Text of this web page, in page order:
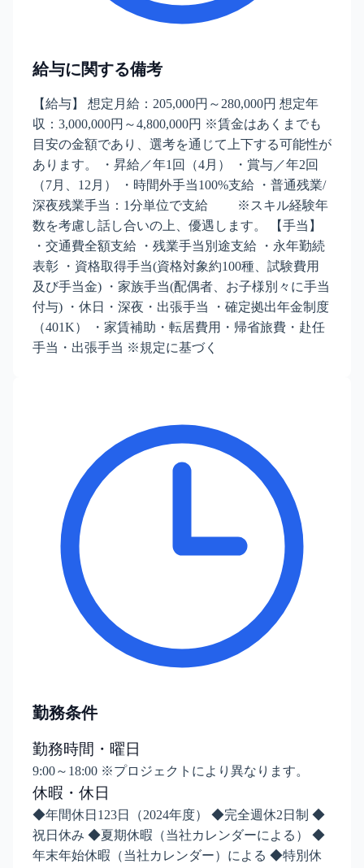
給与に関する備考
【給与】 想定月給：205,000円～280,000円 想定年
収：3,000,000円～4,800,000円 ※賃金はあくまでも
目安の金額であり、選考を通じて上下する可能性が
あります。 ・昇給／年1回（4月） ・賞与／年2回
（7月、12月） ・時間外手当100%支給 ・普通残業/
深夜残業手当：1分単位で支給 ※スキル経験年
数を考慮し話し合いの上、優遇します。 【手当】
・交通費全額支給 ・残業手当別途支給 ・永年勤続
表彰 ・資格取得手当(資格対象約100種、試験費用
及び手当金) ・家族手当(配偶者、お子様別々に手当
付与) ・休日・深夜・出張手当 ・確定拠出年金制度
（401K） ・家賃補助・転居費用・帰省旅費・赴任
手当・出張手当 ※規定に基づく
勤務条件
勤務時間・曜日
9:00～18:00 ※プロジェクトにより異なります。
休暇・休日
◆年間休日123日（2024年度） ◆完全週休2日制 ◆
祝日休み ◆夏期休暇（当社カレンダーによる） ◆
年末年始休暇（当社カレンダー）による ◆特別休